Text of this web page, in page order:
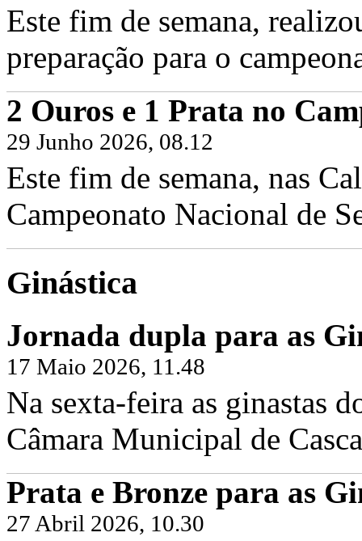
Este fim de semana,
preparação para o
2 Ouros e 1 Prata no
29 Junho 2026, 08.12
Este fim de semana, nas
Campeonato Nacional de
Ginástica
Jornada dupla para as
17 Maio 2026, 11.48
Na sexta-feira as ginastas
Câmara Municipal de
Prata e Bronze para as
27 Abril 2026, 10.30